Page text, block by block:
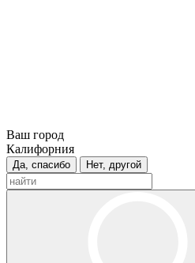
Ваш город
Калифорния
Да, спасибо Нет, другой